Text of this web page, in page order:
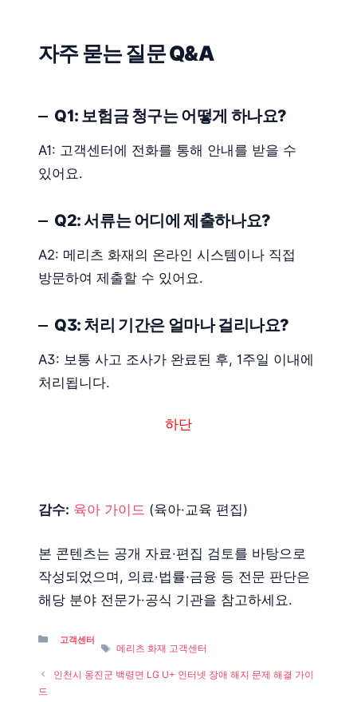
자주 묻는 질문 Q&A
Q1: 보험금 청구는 어떻게 하나요?
A1: 고객센터에 전화를 통해 안내를 받을 수
있어요.
Q2: 서류는 어디에 제출하나요?
A2: 메리츠 화재의 온라인 시스템이나 직접
방문하여 제출할 수 있어요.
Q3: 처리 기간은 얼마나 걸리나요?
A3: 보통 사고 조사가 완료된 후, 1주일 이내에
처리됩니다.
하단
감수: 육아 가이드 (육아·교육 편집)
본 콘텐츠는 공개 자료·편집 검토를 바탕으로
작성되었으며, 의료·법률·금융 등 전문 판단은
해당 분야 전문가·공식 기관을 참고하세요.
Categories
고객센터
Tags
메리츠 화재 고객센터
인천시 옹진군 백령면 LG U+ 인터넷 장애 해지 문제 해결 가이
드